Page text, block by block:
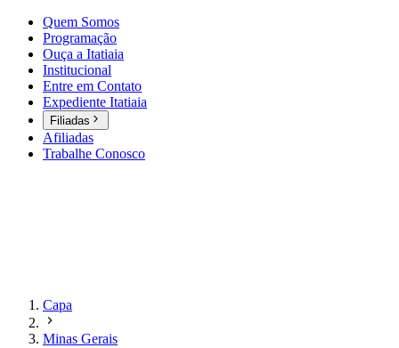
Quem Somos
Programação
Ouça a Itatiaia
Institucional
Entre em Contato
Expediente Itatiaia
Filiadas
Afiliadas
Trabalhe Conosco
Capa
Minas Gerais